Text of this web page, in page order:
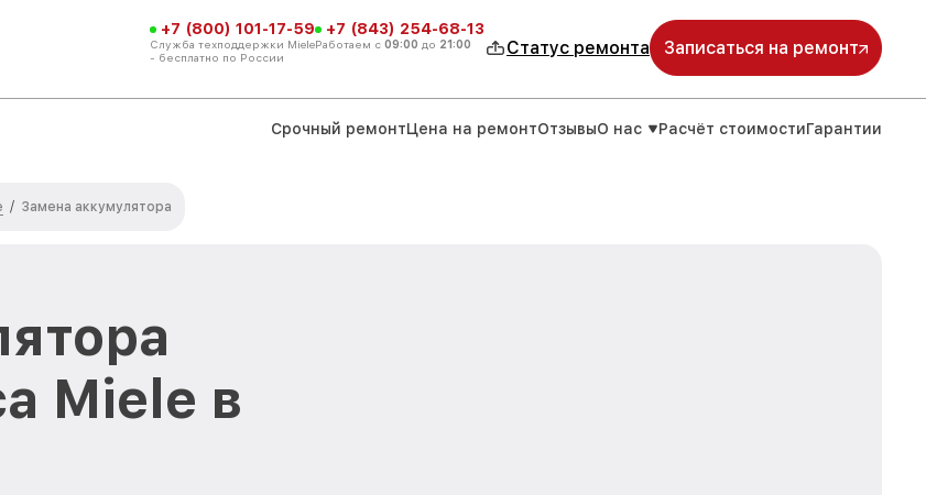
+7 (800) 101-17-59
Служба техподдержки Miele
- бесплатно по России
+7 (843) 254-68-13
Работаем с 09:00 до 21:00 Статус ремонта Записаться на ремонт
Срочный ремонтЦена на ремонтОтзывыО нас Расчёт стоимостиГарантии
/ Замена аккумулятора
Miele в